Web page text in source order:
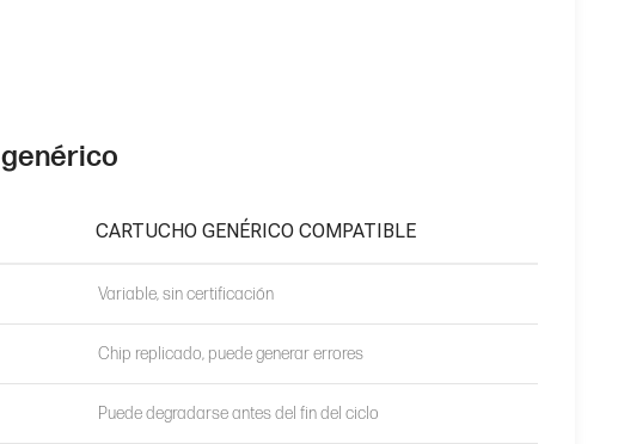
CARTUCHO GENÉRICO COMPATIBLE
Variable, sin certificación
Chip replicado, puede generar errores
Puede degradarse antes del fin del ciclo